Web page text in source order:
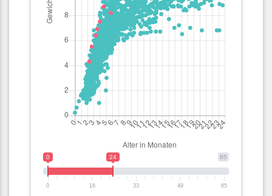
65
0 24
0 16 33 49 65